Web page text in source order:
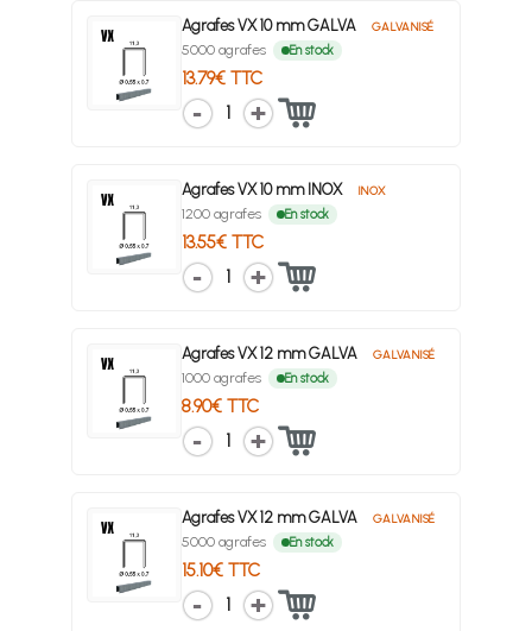
Agrafes VX 10 mm GALVA GALVANISÉ
5000 agrafes En stock
13.79€ TTC
1
Agrafes VX 10 mm INOX INOX
1200 agrafes En stock
13.55€ TTC
1
Agrafes VX 12 mm GALVA GALVANISÉ
1000 agrafes En stock
8.90€ TTC
1
Agrafes VX 12 mm GALVA GALVANISÉ
5000 agrafes En stock
15.10€ TTC
1